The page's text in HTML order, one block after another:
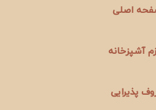
اصلی
آشپزخانه
پذیرایی